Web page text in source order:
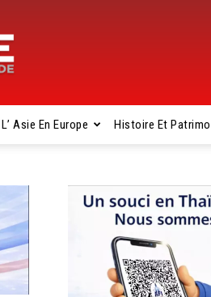
L’ Asie En Europe Histoire Et